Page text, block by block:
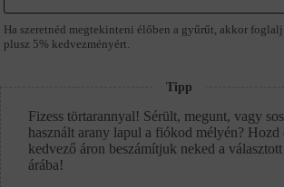
Ha szeretnéd megtekinteni élőben a gyűrűt, akkor
plusz 5% kedvezményért.
Tipp
Fizess törtarannyal! Sérült, megunt, vagy
használt arany lapul a fiókod mélyén? Hozd
kedvező áron beszámítjuk neked a
árába!